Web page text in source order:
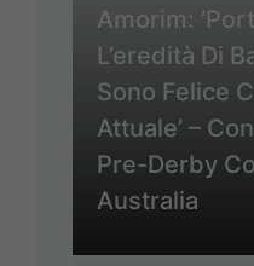
Amorim:
L’eredità Di
Sono Felice
Attuale’ –
Pre-Derby
Australia